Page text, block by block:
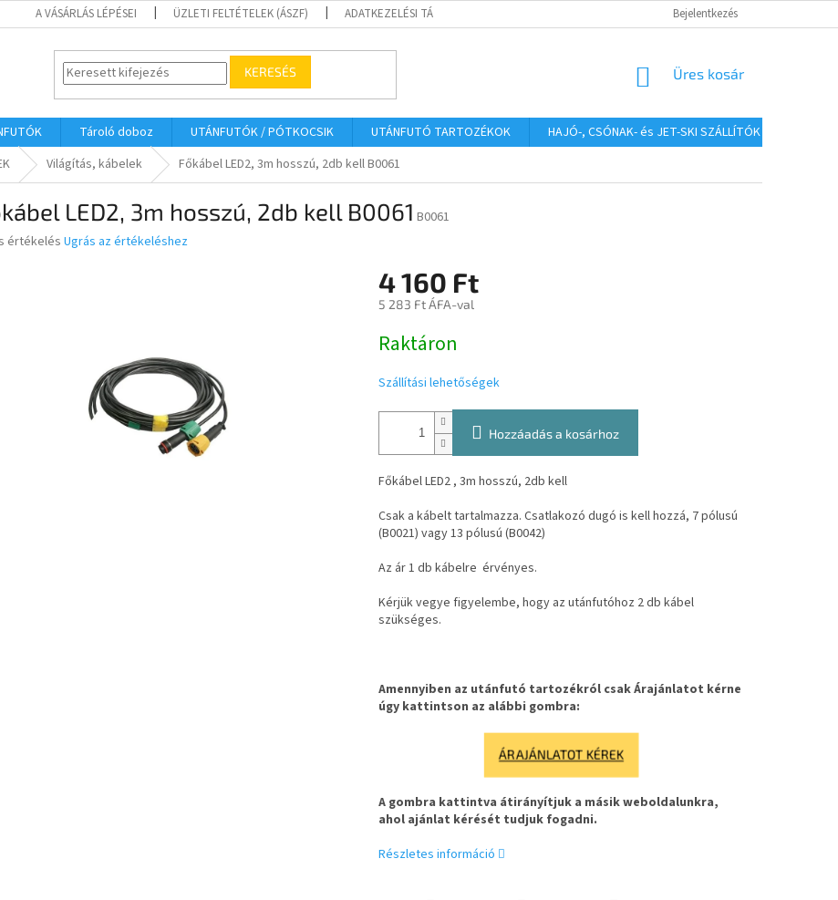
A VÁSÁRLÁS LÉPÉSEI ÜZLETI FELTÉTELEK (ÁSZF) ADATKEZELÉSI TÁJÉKOZTATÓ Bejelentkezés
KERESÉS KOSÁR
Üres kosár
Tároló doboz UTÁNFUTÓK / PÓTKOCSIK UTÁNFUTÓ TARTOZÉKOK HAJÓ-, CSÓNAK- és JET-SKI SZÁLLÍTÓK
Világítás, kábelek Főkábel LED2, 3m hosszú, 2db kell B0061
LED2, 3m hosszú, 2db kell B0061 B0061
értékelésUgrás az értékeléshez
4 160 Ft
5 283 Ft ÁFA-val
Raktáron
Szállítási lehetőségek
Hozzáadás a kosárhoz
Főkábel LED2 , 3m hosszú, 2db kell
Csak a kábelt tartalmazza. Csatlakozó dugó is kell hozzá, 7 pólusú
(B0021) vagy 13 pólusú (B0042)
Az ár 1 db kábelre érvényes.
Kérjük vegye figyelembe, hogy az utánfutóhoz 2 db kábel
szükséges.
Amennyiben az utánfutó tartozékról csak Árajánlatot kérne
úgy kattintson az alábbi gombra:
ÁRAJÁNLATOT KÉREK
A gombra kattintva átirányítjuk a másik weboldalunkra,
ahol ajánlat kérését tudjuk fogadni.
Részletes információ